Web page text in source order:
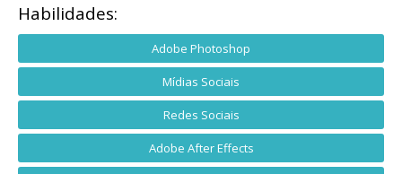
Habilidades:
Adobe Photoshop
Mídias Sociais
Redes Sociais
Adobe After Effects